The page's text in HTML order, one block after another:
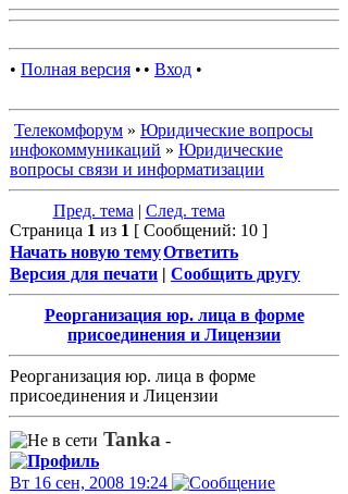
• Полная версия • • Вход •
Телекомфорум » Юридические вопросы
инфокоммуникаций » Юридические
вопросы связи и информатизации
Пред. тема | След. тема
Страница 1 из 1 [ Сообщений: 10 ]
Начать новую темуОтветить
Версия для печати | Сообщить другу
Реорганизация юр. лица в форме
присоединения и Лицензии
Реорганизация юр. лица в форме
присоединения и Лицензии
Tanka -
Вт 16 сен, 2008 19:24